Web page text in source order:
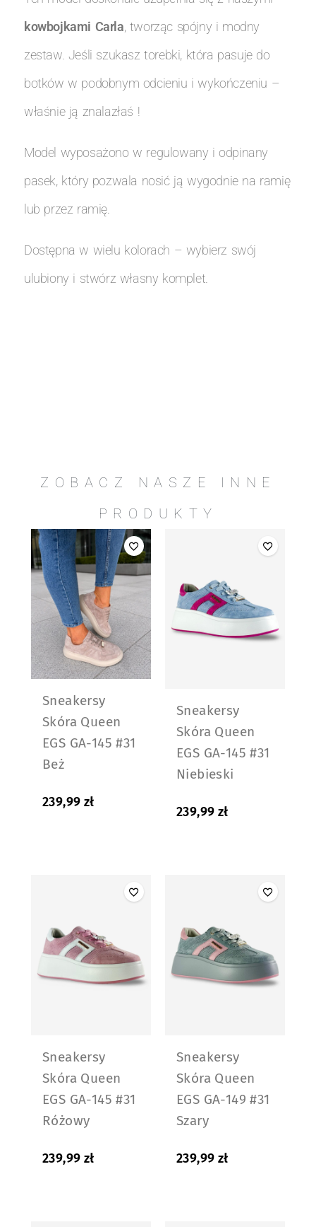
kowbojkami Carla, tworząc spójny i modny
zestaw. Jeśli szukasz torebki, która pasuje do
botków w podobnym odcieniu i wykończeniu –
właśnie ją znalazłaś !
Model wyposażono w regulowany i odpinany
pasek, który pozwala nosić ją wygodnie na ramię
lub przez ramię.
Dostępna w wielu kolorach – wybierz swój
ulubiony i stwórz własny komplet.
ZOBACZ NASZE INNE
PRODUKTY
Sneakersy
Skóra Queen
EGS GA-145 #31
Beż
239,99 zł
Sneakersy
Skóra Queen
EGS GA-145 #31
Niebieski
239,99 zł
Sneakersy
Skóra Queen
EGS GA-145 #31
Różowy
239,99 zł
Sneakersy
Skóra Queen
EGS GA-149 #31
Szary
239,99 zł